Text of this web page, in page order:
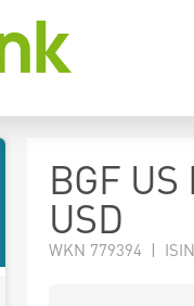
BGF
USD
WKN 779394 |